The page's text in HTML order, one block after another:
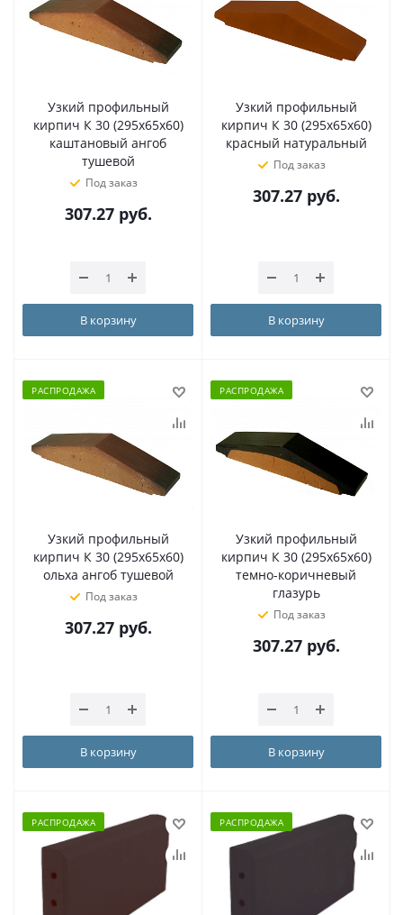
Узкий профильный
кирпич К 30 (295х65х60)
каштановый ангоб
тушевой
Под заказ
307.27руб.
В корзину
Узкий профильный
кирпич К 30 (295х65х60)
красный натуральный
Под заказ
307.27руб.
В корзину
РАСПРОДАЖА
Узкий профильный
кирпич К 30 (295х65х60)
ольха ангоб тушевой
Под заказ
307.27руб.
В корзину
РАСПРОДАЖА
Узкий профильный
кирпич К 30 (295х65х60)
темно-коричневый
глазурь
Под заказ
307.27руб.
В корзину
РАСПРОДАЖА РАСПРОДАЖА